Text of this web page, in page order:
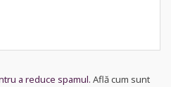
a reduce spamul. Află cum sunt